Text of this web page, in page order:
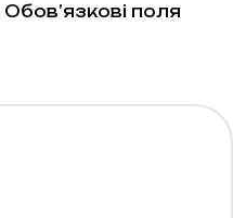
Обов’язкові поля